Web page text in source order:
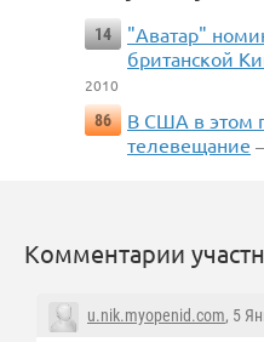
14
"Аватар"
британской
2010
86
В США в этом
телевещание
Комментарии
u.nik.myopenid.com, 5